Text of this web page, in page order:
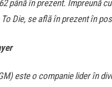
până în prezent. Împreună
To Die, se află în prezent în
este o companie lider în